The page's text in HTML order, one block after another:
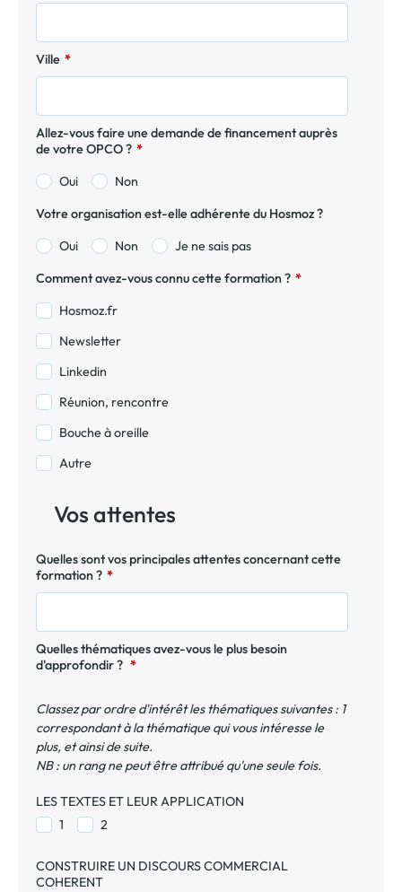
Ville *
Allez-vous faire une demande de financement auprès
de votre OPCO ? *
Oui
Non
Votre organisation est-elle adhérente du Hosmoz ?
Oui
Non
Je ne sais pas
Comment avez-vous connu cette formation ? *
Hosmoz.fr
Newsletter
Linkedin
Réunion, rencontre
Bouche à oreille
Autre
Vos attentes
Quelles sont vos principales attentes concernant cette
formation ? *
Quelles thématiques avez-vous le plus besoin
d'approfondir ? *
Classez par ordre d'intérêt les thématiques suivantes : 1
correspondant à la thématique qui vous intéresse le
plus, et ainsi de suite.
NB : un rang ne peut être attribué qu'une seule fois.
LES TEXTES ET LEUR APPLICATION
1
2
CONSTRUIRE UN DISCOURS COMMERCIAL
COHERENT